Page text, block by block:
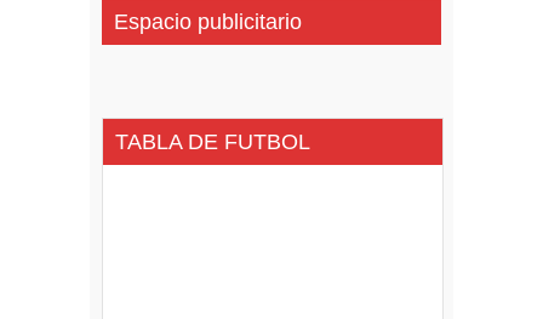
Espacio publicitario
TABLA DE FUTBOL